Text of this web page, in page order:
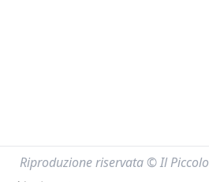
Riproduzione riservata © Il Piccolo